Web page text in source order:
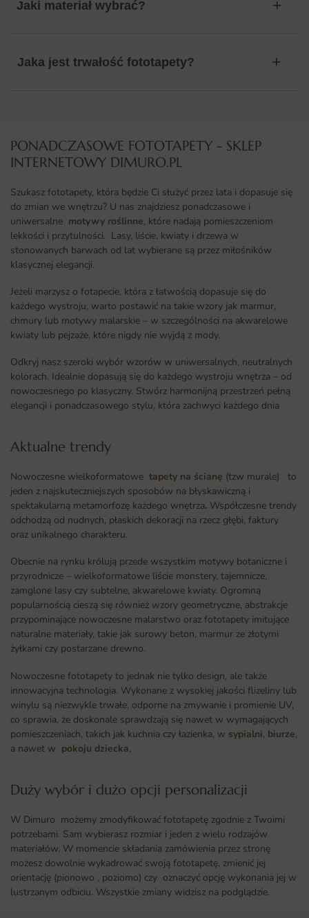
Jaki materiał wybrać?
Jaka jest trwałość fototapety?
PONADCZASOWE FOTOTAPETY - SKLEP
INTERNETOWY DIMURO.PL​
Szukasz fototapety, która będzie Ci służyć przez lata i dopasuje się
do zmian we wnętrzu? U nas znajdziesz ponadczasowe i
uniwersalne motywy roślinne, które nadają pomieszczeniom
lekkości i przytulności. Lasy, liście, kwiaty i drzewa w
stonowanych barwach od lat wybierane są przez miłośników
klasycznej elegancji.
Jeżeli marzysz o fotapecie, która z łatwością dopasuje się do
każdego wystroju, warto postawić na takie wzory jak marmur,
chmury lub motywy malarskie – w szczególności na akwarelowe
kwiaty lub pejzaże, które nigdy nie wyjdą z mody.
Odkryj nasz szeroki wybór wzorów w uniwersalnych, neutralnych
kolorach. Idealnie dopasują się do każdego wystroju wnętrza – od
nowoczesnego po klasyczny. Stwórz harmonijną przestrzeń pełną
elegancji i ponadczasowego stylu, która zachwyci każdego dnia
Aktualne trendy​
Nowoczesne wielkoformatowe tapety na ścianę (tzw murale) to
jeden z najskuteczniejszych sposobów na błyskawiczną i
spektakularną metamorfozę każdego wnętrza. Współczesne trendy
odchodzą od nudnych, płaskich dekoracji na rzecz głębi, faktury
oraz unikalnego charakteru.
Obecnie na rynku królują przede wszystkim motywy botaniczne i
przyrodnicze – wielkoformatowe liście monstery, tajemnicze,
zamglone lasy czy subtelne, akwarelowe kwiaty. Ogromną
popularnością cieszą się również wzory geometryczne, abstrakcje
przypominające nowoczesne malarstwo oraz fototapety imitujące
naturalne materiały, takie jak surowy beton, marmur ze złotymi
żyłkami czy postarzane drewno.
Nowoczesne fototapety to jednak nie tylko design, ale także
innowacyjna technologia. Wykonane z wysokiej jakości flizeliny lub
winylu są niezwykle trwałe, odporne na zmywanie i promienie UV,
co sprawia, że doskonale sprawdzają się nawet w wymagających
pomieszczeniach, takich jak kuchnia czy łazienka, w sypialni, biurze,
a nawet w pokoju dziecka,
Duży wybór i dużo opcji personalizacji ​
W Dimuro możemy zmodyfikować fototapetę zgodnie z Twoimi
potrzebami. Sam wybierasz rozmiar i jeden z wielu rodzajów
materiałów. W momencie składania zamówienia przez stronę
możesz dowolnie wykadrować swoją fototapetę, zmienić jej
orientację (pionowo , poziomo) czy oznaczyć opcję wykonania jej w
lustrzanym odbiciu. Wszystkie zmiany widzisz na podglądzie.